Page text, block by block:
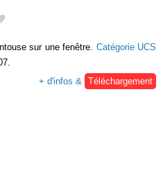
sur une fenêtre. Catégorie UCS
+ d'infos &
Téléchargement